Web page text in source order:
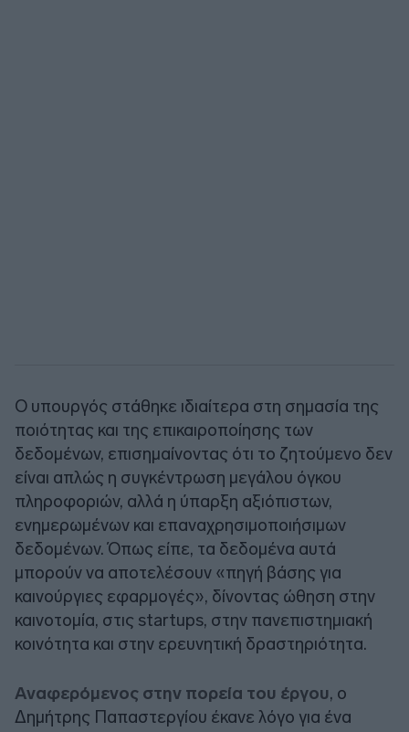
Ο υπουργός στάθηκε ιδιαίτερα στη σημασία της
ποιότητας και της επικαιροποίησης των
δεδομένων, επισημαίνοντας ότι το ζητούμενο δεν
είναι απλώς η συγκέντρωση μεγάλου όγκου
πληροφοριών, αλλά η ύπαρξη αξιόπιστων,
ενημερωμένων και επαναχρησιμοποιήσιμων
δεδομένων. Όπως είπε, τα δεδομένα αυτά
μπορούν να αποτελέσουν «πηγή βάσης για
καινούργιες εφαρμογές», δίνοντας ώθηση στην
καινοτομία, στις startups, στην πανεπιστημιακή
κοινότητα και στην ερευνητική δραστηριότητα.
Αναφερόμενος στην πορεία του έργου, ο
Δημήτρης Παπαστεργίου έκανε λόγο για ένα